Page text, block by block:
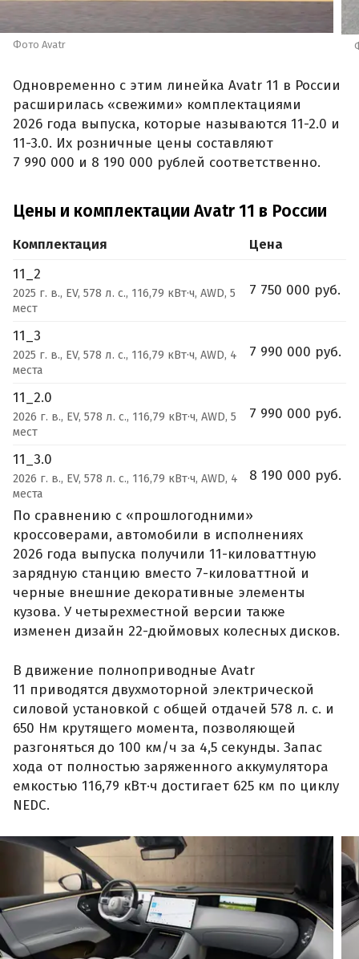
Фото Avatr
Одновременно с этим линейка Avatr 11 в России
расширилась «свежими» комплектациями
2026 года выпуска, которые называются 11-2.0 и
11-3.0. Их розничные цены составляют
7 990 000 и 8 190 000 рублей соответственно.
Цены и комплектации Avatr 11 в России
Комплектация
Цена
11_2
2025 г. в., EV, 578 л. с., 116,79 кВт·ч, AWD, 5
мест
7 750 000 руб.
11_3
2025 г. в., EV, 578 л. с., 116,79 кВт·ч, AWD, 4
места
7 990 000 руб.
11_2.0
2026 г. в., EV, 578 л. с., 116,79 кВт·ч, AWD, 5
мест
7 990 000 руб.
11_3.0
2026 г. в., EV, 578 л. с., 116,79 кВт·ч, AWD, 4
места
8 190 000 руб.
По сравнению с «прошлогодними»
кроссоверами, автомобили в исполнениях
2026 года выпуска получили 11-киловаттную
зарядную станцию вместо 7-киловаттной и
черные внешние декоративные элементы
кузова. У четырехместной версии также
изменен дизайн 22-дюймовых колесных дисков.
В движение полноприводные Avatr
11 приводятся двухмоторной электрической
силовой установкой с общей отдачей 578 л. с. и
650 Нм крутящего момента, позволяющей
разгоняться до 100 км/ч за 4,5 секунды. Запас
хода от полностью заряженного аккумулятора
емкостью 116,79 кВт·ч достигает 625 км по циклу
NEDC.